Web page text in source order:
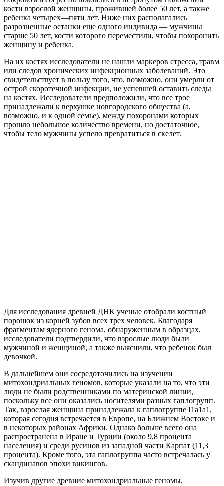
кости взрослой женщины, прожившей более 50 лет, а также
ребенка четырех—пяти лет. Ниже них располагались
разрозненные останки еще одного индивида — мужчины
старше 50 лет, кости которого переместили, чтобы похоронить
женщину и ребенка.
На их костях исследователи не нашли маркеров стресса, травм
или следов хронических инфекционных заболеваний. Это
свидетельствует в пользу того, что, возможно, они умерли от
острой скоротечной инфекции, не успевшей оставить следы
на костях. Исследователи предположили, что все трое
принадлежали к верхушке новгородского общества (а,
возможно, и к одной семье), между похоронами которых
прошло небольшое количество времени, но достаточное,
чтобы тело мужчины успело превратиться в скелет.
Для исследования древней ДНК ученые отобрали костный
порошок из корней зубов всех трех человек. Благодаря
фрагментам ядерного генома, обнаруженным в образцах,
исследователи подтвердили, что взрослые люди были
мужчиной и женщиной, а также выяснили, что ребенок был
девочкой.
В дальнейшем они сосредоточились на изучении
митохондриальных геномов, которые указали на то, что эти
люди не были родственниками по материнской линии,
поскольку все они оказались носителями разных гаплогрупп.
Так, взрослая женщина принадлежала к гаплогруппе I1a1a1,
которая сегодня встречается в Европе, на Ближнем Востоке и
в некоторых районах Африки. Однако больше всего она
распространена в Иране и Турции (около 9,8 процента
населения) и среди русинов из западной части Карпат (11,3
процента). Кроме того, эта гаплогруппа часто встречалась у
скандинавов эпохи викингов.
Изучив другие древние митохондриальные геномы,